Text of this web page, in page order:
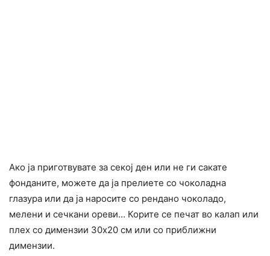
Ако ја приготвувате за секој ден или не ги сакате
фонданите, можете да ја прелиете со чоколадна
глазура или да ја наросите со рендано чоколадо,
мелени и сечкани ореви… Корите се печат во калап или
плех со димензии 30х20 см или со приближни
димензии.